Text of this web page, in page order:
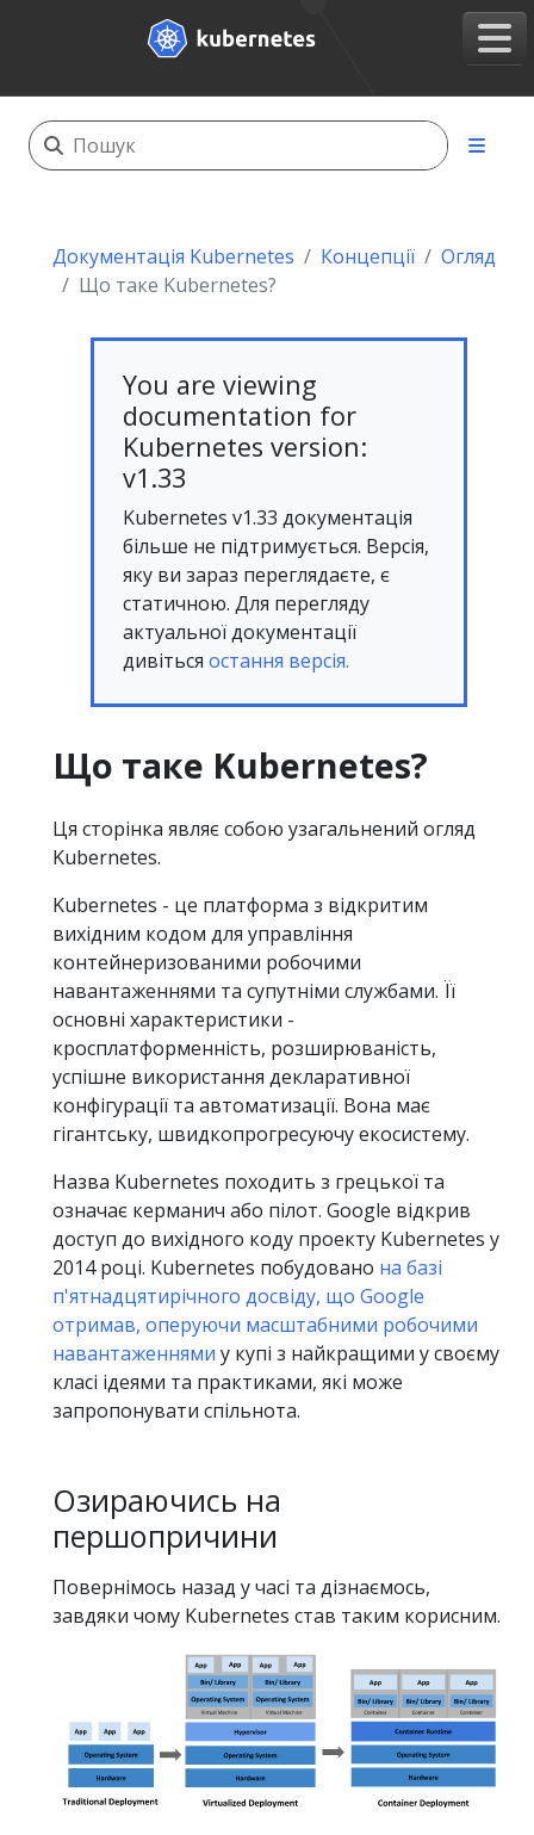
Документація Kubernetes Концепції
Огляд
Що таке Kubernetes?
You are viewing
documentation for
Kubernetes version:
v1.33
Kubernetes v1.33 документація
більше не підтримується. Версія,
яку ви зараз переглядаєте, є
статичною. Для перегляду
актуальної документації
дивіться остання версія.
Що таке Kubernetes?
Ця сторінка являє собою узагальнений огляд
Kubernetes.
Kubernetes - це платформа з відкритим
вихідним кодом для управління
контейнеризованими робочими
навантаженнями та супутніми службами. Її
основні характеристики -
кросплатформенність, розширюваність,
успішне використання декларативної
конфігурації та автоматизації. Вона має
гігантську, швидкопрогресуючу екосистему.
Назва Kubernetes походить з грецької та
означає керманич або пілот. Google відкрив
доступ до вихідного коду проекту Kubernetes у
2014 році. Kubernetes побудовано на базі
п'ятнадцятирічного досвіду, що Google
отримав, оперуючи масштабними робочими
навантаженнями у купі з найкращими у своєму
класі ідеями та практиками, які може
запропонувати спільнота.
Озираючись на
першопричини
Повернімось назад у часі та дізнаємось,
завдяки чому Kubernetes став таким корисним.